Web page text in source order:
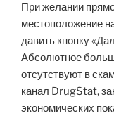
При желании
местоположение
давить кнопку
Абсолютное
отсутствуют в
канал DrugStat,
экономических